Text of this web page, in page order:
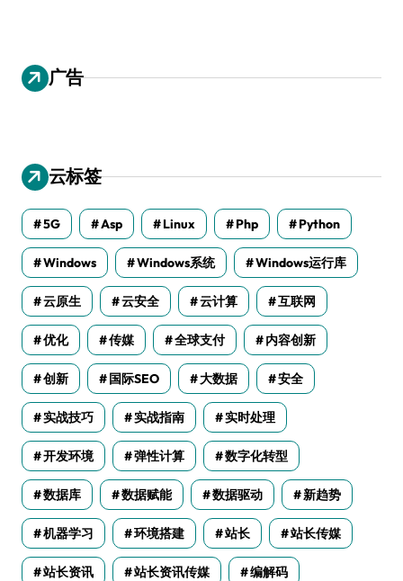
广告
云标签
5G Asp Linux Php Python
Windows Windows系统 Windows运行库
云原生 云安全 云计算 互联网
优化 传媒 全球支付 内容创新
创新 国际SEO 大数据 安全
实战技巧 实战指南 实时处理
开发环境 弹性计算 数字化转型
数据库 数据赋能 数据驱动 新趋势
机器学习 环境搭建 站长 站长传媒
站长资讯 站长资讯传媒 编解码